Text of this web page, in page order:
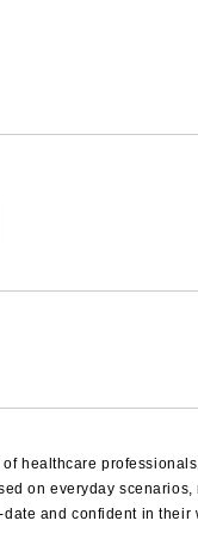
healthcare
on everyday scenarios,
and confident in their